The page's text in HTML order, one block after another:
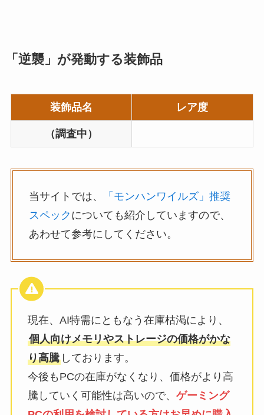
「逆襲」が発動する装飾品
装飾品名 レア度
（調査中）
当サイトでは、
「モンハンワイルズ」推奨
スペック についても紹介していますので、
あわせて参考にしてください。
現在、AI特需にともなう在庫枯渇により、
個人向けメモリやストレージの価格がかな
り高騰しております。
今後もPCの在庫がなくなり、価格がより高
騰していく可能性は高いので、 ゲーミング